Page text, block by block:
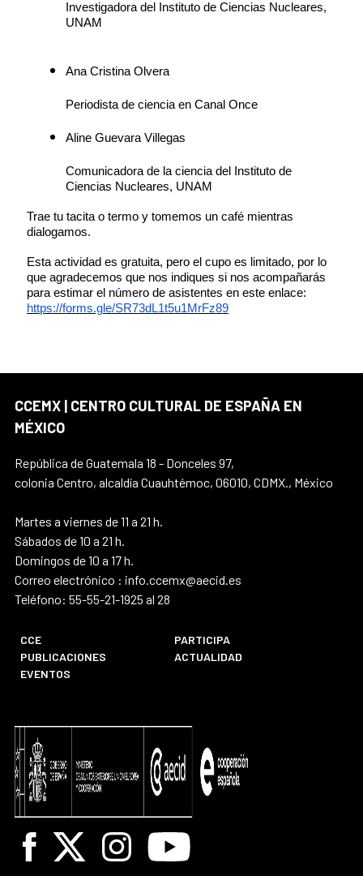
Investigadora del Instituto de Ciencias Nucleares,
UNAM
Ana Cristina Olvera
Periodista de ciencia en Canal Once
Aline Guevara Villegas
Comunicadora de la ciencia del Instituto de
Ciencias Nucleares, UNAM
Trae tu tacita o termo y tomemos un café mientras
dialogamos.
Esta actividad es gratuita, pero el cupo es limitado, por lo
que agradecemos que nos indiques si nos acompañarás
para estimar el número de asistentes en este enlace:
https://forms.gle/SR73dL1t5u1MrFz89
CCEMX | CENTRO CULTURAL DE ESPAÑA EN
MÉXICO
República de Guatemala 18 - Donceles 97,
colonia Centro, alcaldía Cuauhtémoc, 06010, CDMX., México
Martes a viernes de 11 a 21 h.
Sábados de 10 a 21 h.
Domingos de 10 a 17 h.
Correo electrónico : info.ccemx@aecid.es
Teléfono: 55-55-21-1925 al 28
CCE
PARTICIPA
PUBLICACIONES
ACTUALIDAD
EVENTOS
Facebook
X InstagramYoutube